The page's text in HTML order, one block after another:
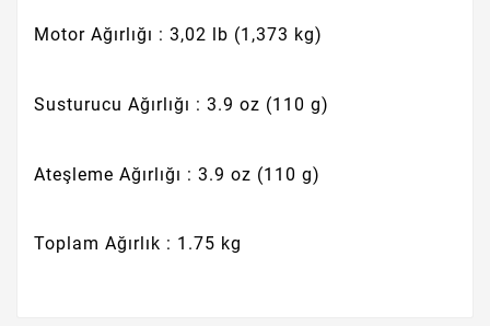
Motor Ağırlığı : 3,02 lb (1,373 kg)
Susturucu Ağırlığı : 3.9 oz (110 g)
Ateşleme Ağırlığı : 3.9 oz (110 g)
Toplam Ağırlık : 1.75 kg